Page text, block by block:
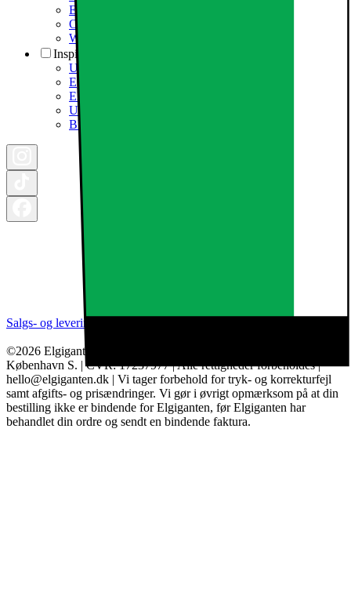
Elgigantens Kundeklub
Om Elgiganten Erhverv
Whistleblowing i organisationen
Inspiration
Ugens tilbud - og andre gode priser
Epoq køkken & bryggers
Elgigantens Magasin
Udsalg
Black Friday 2026
Salgs- og leveringsbetingelser
©2026 Elgiganten A/S | Arne Jacobsens Allé 16, 2. - 2300
København S. | CVR: 17237977 | Alle rettigheder forbeholdes |
hello@elgiganten.dk | Vi tager forbehold for tryk- og korrekturfejl
samt afgifts- og prisændringer. Vi gør i øvrigt opmærksom på at din
bestilling ikke er bindende for Elgiganten, før Elgiganten har
behandlet din ordre og sendt en bindende faktura.